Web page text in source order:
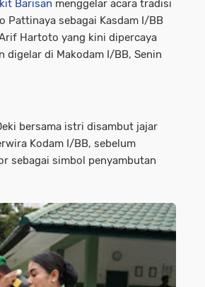
Barisan menggelar acara tradisi
Pattinaya sebagai Kasdam I/BB
Hartoto yang kini dipercaya
digelar di Makodam I/BB, Senin
bersama istri disambut jajar
Kodam I/BB, sebelum
sebagai simbol penyambutan